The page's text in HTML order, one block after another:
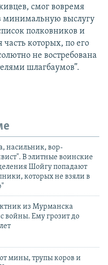
смог вовремя
минимальную выслугу
полковников и
которых, по его
не востребована
шлагбаумов”.
насильник, вор-
В элитные воинские
Шойгу попадают
которых не взяли в
из Мурманска
войны. Ему грозит до
мины, трупы коров и